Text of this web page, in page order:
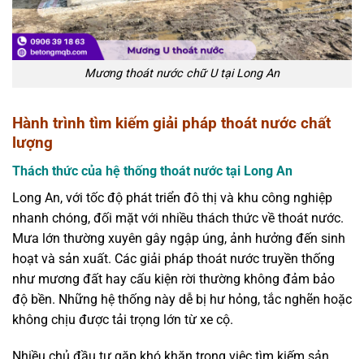
Mương thoát nước chữ U tại Long An
Hành trình tìm kiếm giải pháp thoát nước chất
lượng
Thách thức của hệ thống thoát nước tại Long An
Long An, với tốc độ phát triển đô thị và khu công nghiệp
nhanh chóng, đối mặt với nhiều thách thức về thoát nước.
Mưa lớn thường xuyên gây ngập úng, ảnh hưởng đến sinh
hoạt và sản xuất. Các giải pháp thoát nước truyền thống
như mương đất hay cấu kiện rời thường không đảm bảo
độ bền. Những hệ thống này dễ bị hư hỏng, tắc nghẽn hoặc
không chịu được tải trọng lớn từ xe cộ.